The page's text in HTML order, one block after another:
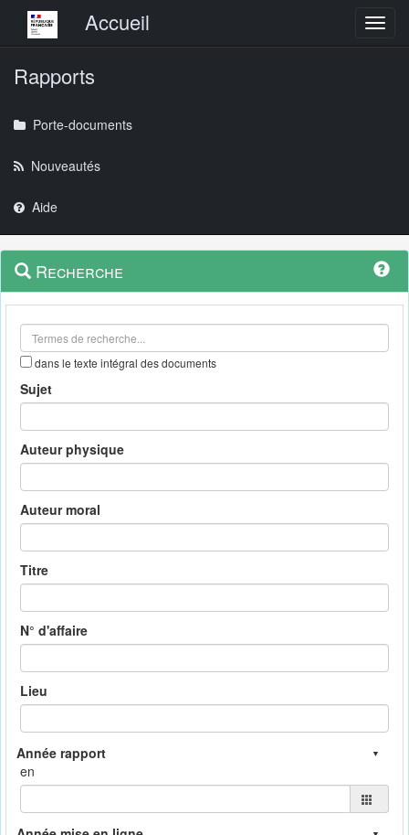
Menu principalAccueil
Rapports
Porte-documents
Nouveautés
Aide
Navigation
outils
Menu
contextuel
Recherche
dans le texte intégral des documents
Sujet
Auteur physique
Auteur moral
Titre
N° d'affaire
Lieu
en